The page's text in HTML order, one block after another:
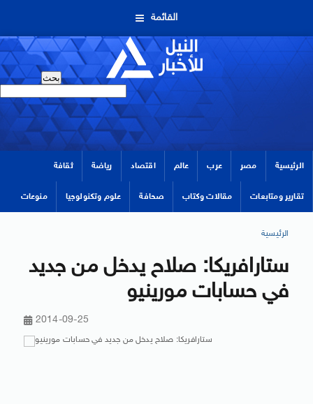
القائمة
الرئيسية مصر عرب عالم اقتصاد رياضة ثقافة
تقارير ومتابعات مقالات وكتاب صحافة علوم وتكنولوجيا منوعات
الرئيسية
ستارافريكا: صلاح يدخل من جديد
في حسابات مورينيو
2014-09-25